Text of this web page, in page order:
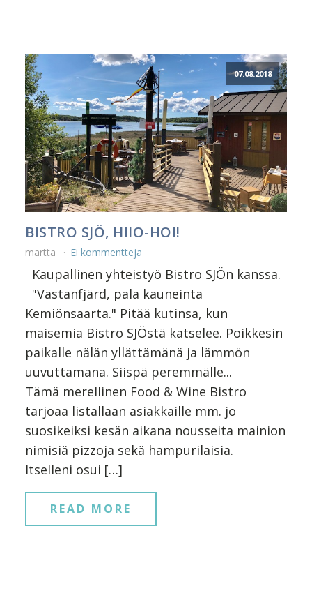
07.08.2018
BISTRO SJÖ, HIIO-HOI!
martta Ei kommentteja
Kaupallinen yhteistyö Bistro SJÖn kanssa.
"Västanfjärd, pala kauneinta
Kemiönsaarta." Pitää kutinsa, kun
maisemia Bistro SJÖstä katselee. Poikkesin
paikalle nälän yllättämänä ja lämmön
uuvuttamana. Siispä peremmälle...
Tämä merellinen Food & Wine Bistro
tarjoaa listallaan asiakkaille mm. jo
suosikeiksi kesän aikana nousseita mainion
nimisiä pizzoja sekä hampurilaisia.
Itselleni osui […]
READ MORE